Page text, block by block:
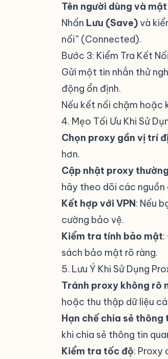
Tên người dùng và
Nhấn Lưu (Save)và
nối” (Connected).
Bước 3: Kiểm Tra Kết Nối
Gửi một tin nhắn thử
động ổn định.
Nếu kết nối chậm
4. Mẹo Tối Ưu Khi Sử
Chọn proxy gần vị trí
hơn.
Cập nhật proxy
hãy theo dõi các
Kết hợp với VPN: Nếu
cường bảo vệ.
Kiểm tra tính bảo mật
sách bảo mật rõ ràng.
5. Lưu Ý Khi Sử Dụng
Tránh proxy không rõ
hoặc thu thập dữ liệu cá
Hạn chế chia sẻ thông
khi chia sẻ thông tin
Kiểm tra tốc độ: Proxy